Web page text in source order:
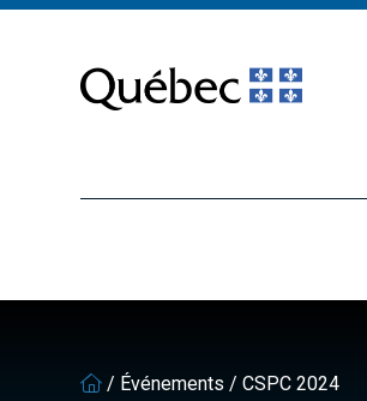
content
/ Événements /CSPC 2024